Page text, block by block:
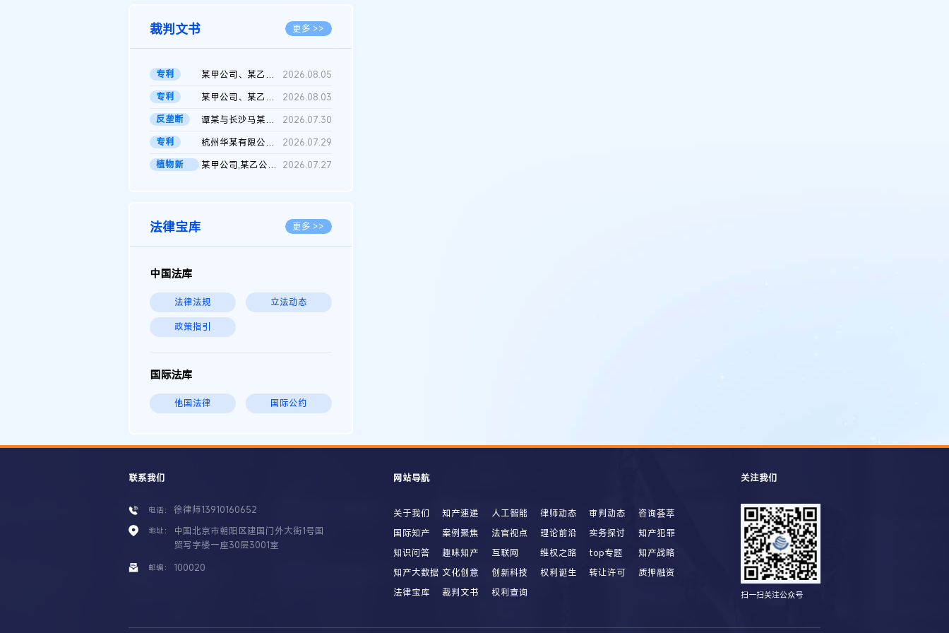
裁判文书 更多 >>
专利 某甲公司、某乙公司、某丙公司申请诉前行为保全复议裁定书
2026.08.05
专利
某甲公司、某乙公司、官某与某丙公司专利申请权权属纠纷 二审判决...
2026.08.03
反垄断
谭某与长沙马某堆农产品股份有限公司滥用市场支配地位纠纷二审裁...
2026.07.30
专利
杭州华某有限公司与菲某有限公司侵害发明专利权纠纷
2026.07.29
植物新
某甲公司,某乙公司,某门市部,某丙公司植物新品种临时保护期使用费... 2026.07.27
法律宝库 更多 >>
中国法库
法律法规 立法动态
政策指引
国际法库
他国法律 国际公约
联系我们
电话： 徐律师13910160652
地址：
中国北京市朝阳区建国门外大街1号国
贸写字楼一座30层3001室
邮编： 100020
网站导航
关于我们 知产速递 人工智能 律师动态 审判动态
咨询荟萃
国际知产
案例聚焦 法官视点 理论前沿 实务探讨
知产犯罪
知识问答
趣味知产 互联网 维权之路 top专题
知产战略
知产大数据 文化创意 创新科技 权利诞生 转让许可
质押融资
法律宝库
裁判文书 权利查询
关注我们
扫一扫关注公众号